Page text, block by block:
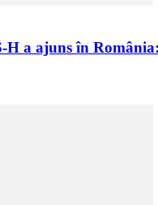
H a ajuns în